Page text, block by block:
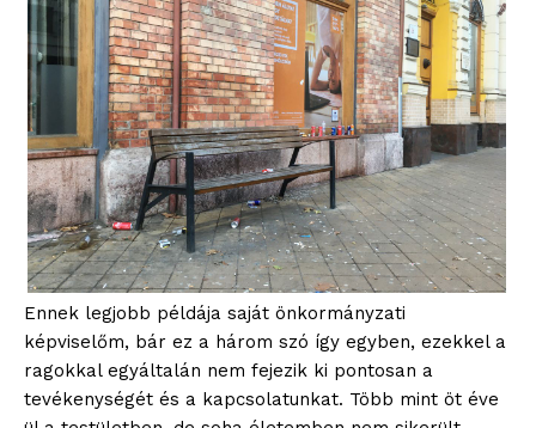
Ennek legjobb példája saját önkormányzati
képviselőm, bár ez a három szó így egyben, ezekkel a
ragokkal egyáltalán nem fejezik ki pontosan a
tevékenységét és a kapcsolatunkat. Több mint öt éve